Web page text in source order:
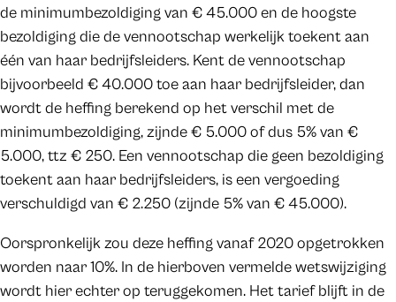
de minimumbezoldiging van € 45.000 en de hoogste
bezoldiging die de vennootschap werkelijk toekent aan
één van haar bedrijfsleiders. Kent de vennootschap
bijvoorbeeld € 40.000 toe aan haar bedrijfsleider, dan
wordt de heffing berekend op het verschil met de
minimumbezoldiging, zijnde € 5.000 of dus 5% van €
5.000, ttz € 250. Een vennootschap die geen bezoldiging
toekent aan haar bedrijfsleiders, is een vergoeding
verschuldigd van € 2.250 (zijnde 5% van € 45.000).
Oorspronkelijk zou deze heffing vanaf 2020 opgetrokken
worden naar 10%. In de hierboven vermelde wetswijziging
wordt hier echter op teruggekomen. Het tarief blijft in de